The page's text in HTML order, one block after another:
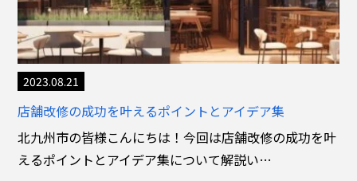
2023.08.21
店舗改修の成功を叶えるポイントとアイデア集
北九州市の皆様こんにちは！今回は店舗改修の成功を叶
えるポイントとアイデア集について解説い…